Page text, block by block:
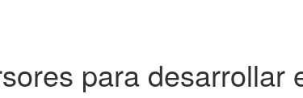
para desarrollar